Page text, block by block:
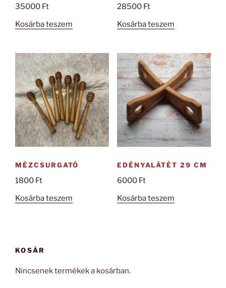
35000 Ft
Kosárba teszem
28500 Ft
Kosárba teszem
MÉZCSURGATÓ
1800 Ft
Kosárba teszem
EDÉNYALÁTÉT 29 CM
6000 Ft
Kosárba teszem
KOSÁR
Nincsenek termékek a kosárban.